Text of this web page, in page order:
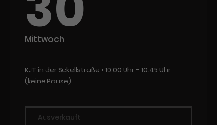
Mittwoch
KJT in der Sckellstraße 10:00 Uhr – 10:45 Uhr
(keine Pause)
Ausverkauft